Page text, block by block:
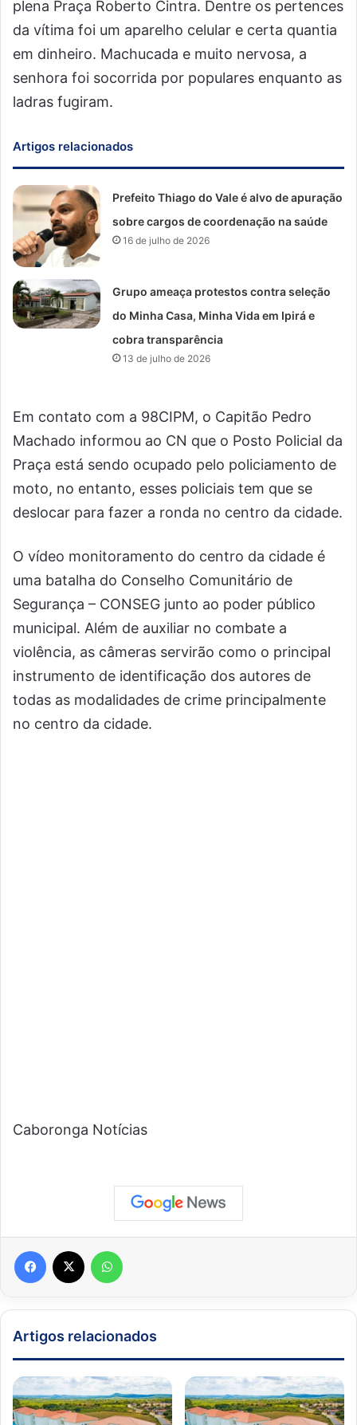
plena Praça Roberto Cintra. Dentre os pertences
da vítima foi um aparelho celular e certa quantia
em dinheiro. Machucada e muito nervosa, a
senhora foi socorrida por populares enquanto as
ladras fugiram.
Artigos relacionados
Prefeito Thiago do Vale é alvo de apuração
sobre cargos de coordenação na saúde
16 de julho de 2026
Grupo ameaça protestos contra seleção
do Minha Casa, Minha Vida em Ipirá e
cobra transparência
13 de julho de 2026
Em contato com a 98CIPM, o Capitão Pedro
Machado informou ao CN que o Posto Policial da
Praça está sendo ocupado pelo policiamento de
moto, no entanto, esses policiais tem que se
deslocar para fazer a ronda no centro da cidade.
O vídeo monitoramento do centro da cidade é
uma batalha do Conselho Comunitário de
Segurança – CONSEG junto ao poder público
municipal. Além de auxiliar no combate a
violência, as câmeras servirão como o principal
instrumento de identificação dos autores de
todas as modalidades de crime principalmente
no centro da cidade.
Caboronga Notícias
Artigos relacionados